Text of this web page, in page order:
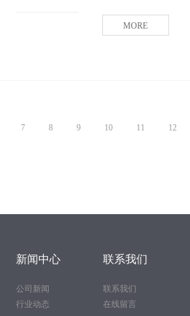
MORE
7 8 9 10 11 12
新闻中心
公司新闻
行业动态
联系我们
联系我们
在线留言